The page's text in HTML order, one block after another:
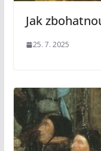
Jak
25. 7. 2025